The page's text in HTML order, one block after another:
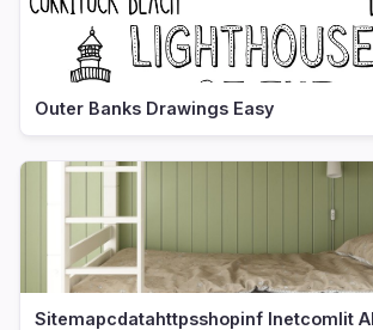
Outer Banks Drawings Easy
Sitemapcdatahttpsshopinf Inetcomlit